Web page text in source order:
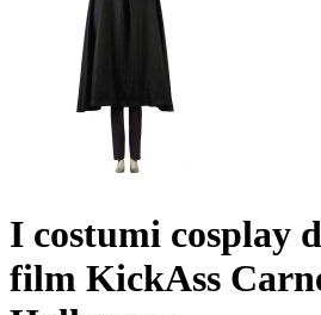
I costumi cosplay
film KickAss